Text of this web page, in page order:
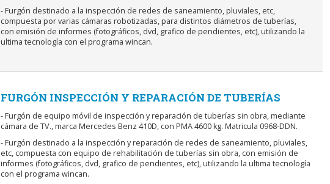
- Furgón destinado a la inspección de redes de saneamiento, pluviales, etc,
compuesta por varias cámaras robotizadas, para distintos diámetros de tuberías,
con emisión de informes (fotográficos, dvd, grafico de pendientes, etc), utilizando la
ultima tecnología con el programa wincan.
FURGÓN INSPECCIÓN Y REPARACIÓN DE TUBERÍAS
- Furgón de equipo móvil de inspección y reparación de tuberías sin obra, mediante
cámara de TV., marca Mercedes Benz 410D, con PMA 4600 kg. Matricula 0968-DDN.
- Furgón destinado a la inspección y reparación de redes de saneamiento, pluviales,
etc, compuesta con equipo de rehabilitación de tuberías sin obra, con emisión de
informes (fotográficos, dvd, grafico de pendientes, etc), utilizando la ultima tecnología
con el programa wincan.